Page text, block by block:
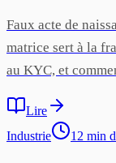
Faux acte de
matrice sert à la
au KYC, et
Lire
Industrie
12 min